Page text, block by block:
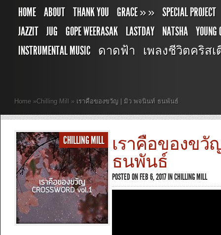
HOME ABOUT THANK YOU GRACE»» SPECIAL PROJECT
JAZZIT JUG GOPE WEERASAK LASTDAY NATSHA YOUNG
INSTRUMENTAL MUSIC ดาดฟ้า เพลงชีวิตคริสเตียน
Home »Chilling Mill » เราคือของขวัญ | มิว พจนินท์ ธนพันธ์
CHILLING MILL
เราคือของขวั
ธนพันธ์
POSTED ON FEB 6, 2017 INCHILLING MILL